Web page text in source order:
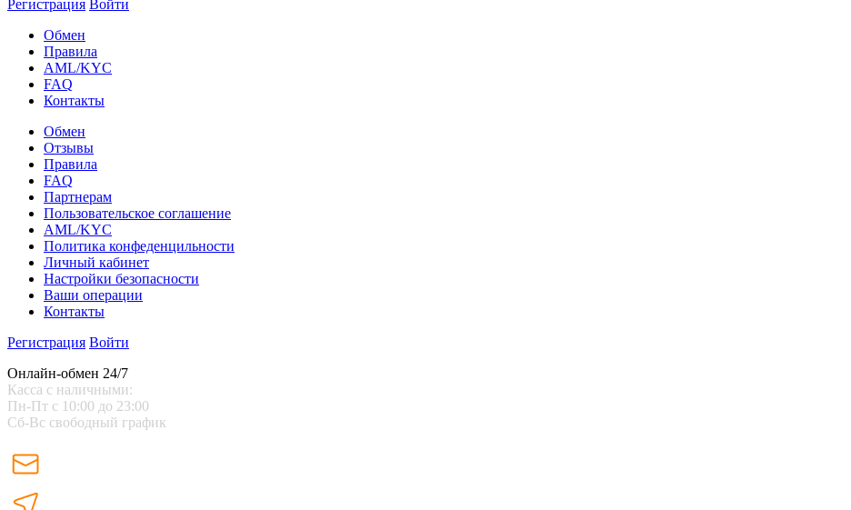
Регистрация Войти
Обмен
Правила
AML/KYC
FAQ
Контакты
Обмен
Отзывы
Правила
FAQ
Партнерам
Пользовательское соглашение
AML/KYC
Политика конфеденцильности
Личный кабинет
Настройки безопасности
Ваши операции
Контакты
Регистрация Войти
Онлайн-обмен 24/7
Касса с наличными:
Пн-Пт с 10:00 до 23:00
Сб-Вс свободный график